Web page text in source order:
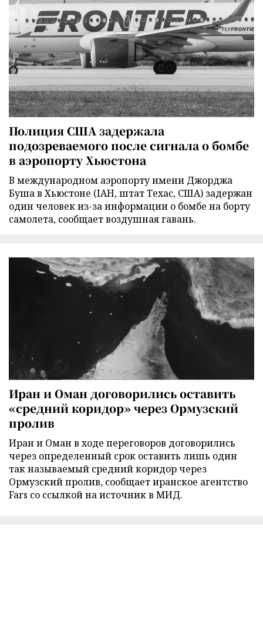
Полиция США задержала
подозреваемого после сигнала о бомбе
в аэропорту Хьюстона
В международном аэропорту имени Джорджа
Буша в Хьюстоне (IAH, штат Техас, США) задержан
один человек из-за информации о бомбе на борту
самолета, сообщает воздушная гавань.
Иран и Оман договорились оставить
«средний коридор» через Ормузский
пролив
Иран и Оман в ходе переговоров договорились
через определенный срок оставить лишь один
так называемый средний коридор через
Ормузский пролив, сообщает иранское агентство
Fars со ссылкой на источник в МИД.